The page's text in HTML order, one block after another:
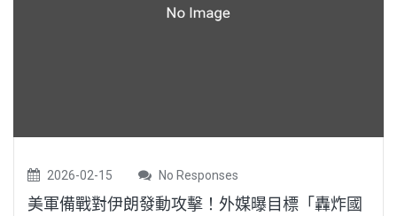
2026-02-15 No Responses
美軍備戰對伊朗發動攻擊！外媒曝目標「轟炸國